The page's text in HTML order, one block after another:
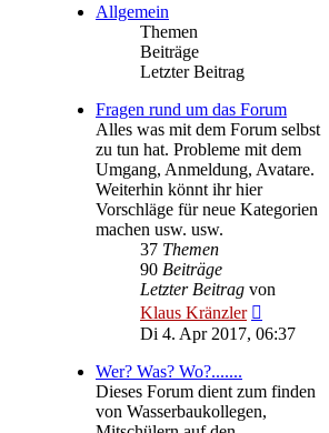
Allgemein
Themen
Beiträge
Letzter Beitrag
Fragen rund um das Forum
Alles was mit dem Forum selbst
zu tun hat. Probleme mit dem
Umgang, Anmeldung, Avatare.
Weiterhin könnt ihr hier
Vorschläge für neue Kategorien
machen usw. usw.
37 Themen
90 Beiträge
Letzter Beitrag von
Klaus Kränzler
Beitrag
Di 4. Apr 2017, 06:37
Wer? Was? Wo?.......
Dieses Forum dient zum finden
von Wasserbaukollegen,